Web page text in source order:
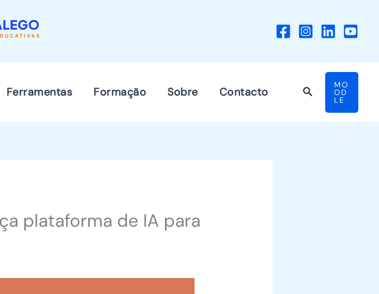
Ferramentas Formação Sobre Contacto SearchMO
OD
LE
plataforma de IA para